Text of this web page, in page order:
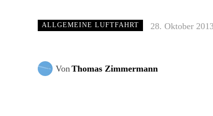
ALLGEMEINE LUFTFAHRT 28. Oktober
VonThomas Zimmermann